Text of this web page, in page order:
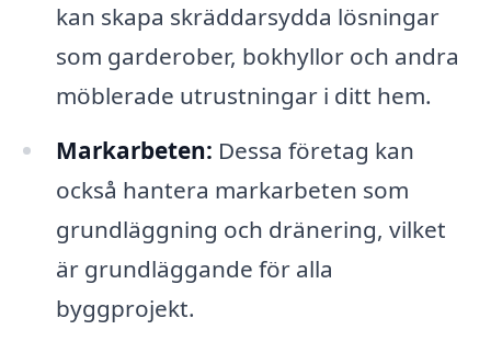
kan skapa skräddarsydda lösningar
som garderober, bokhyllor och andra
möblerade utrustningar i ditt hem.
Markarbeten: Dessa företag kan
också hantera markarbeten som
grundläggning och dränering, vilket
är grundläggande för alla
byggprojekt.